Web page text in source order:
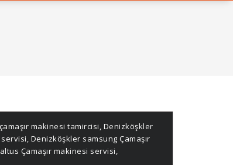
makinesi tamircisi, Denizköşkler
servisi, Denizköşkler samsung Çamaşır
Çamaşır makinesi servisi,